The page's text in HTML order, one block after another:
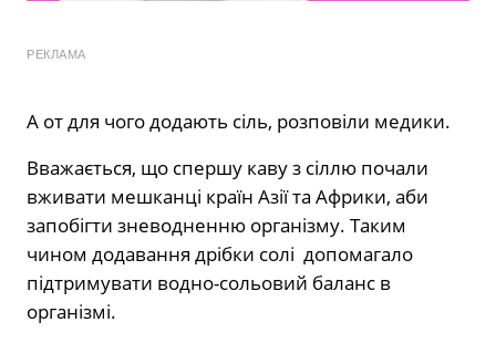
РЕКЛАМА
А от для чого додають сіль, розповіли медики.
Вважається, що спершу каву з сіллю почали
вживати мешканці країн Азії та Африки, аби
запобігти зневодненню організму. Таким
чином додавання дрібки солі допомагало
підтримувати водно-сольовий баланс в
організмі.